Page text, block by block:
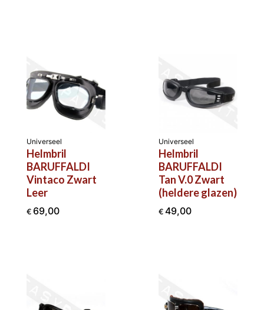
Universeel
Helmbril
BARUFFALDI
Vintaco Zwart
Leer
€ 69,00
Universeel
Helmbril
BARUFFALDI
Tan V.0 Zwart
(heldere glazen)
€ 49,00